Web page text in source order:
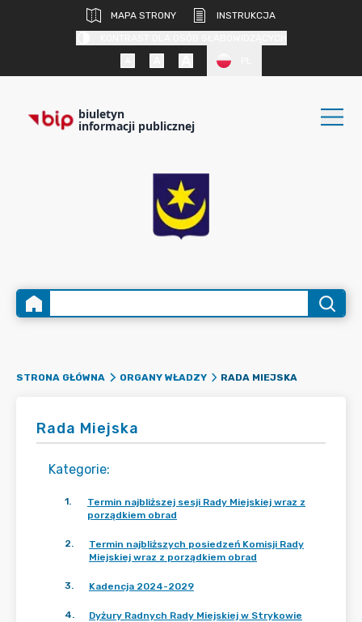
MAPA STRONY
INSTRUKCJA
biuletyn
informacji publicznej
STRONA GŁÓWNA ORGANY WŁADZY RADA MIEJSKA
Rada Miejska
Kategorie:
1.
Termin najbliższej sesji Rady Miejskiej wraz z
porządkiem obrad
2.
Termin najbliższych posiedzeń Komisji Rady
Miejskiej wraz z porządkiem obrad
3. Kadencja 2024-2029
4. Dyżury Radnych Rady Miejskiej w Strykowie